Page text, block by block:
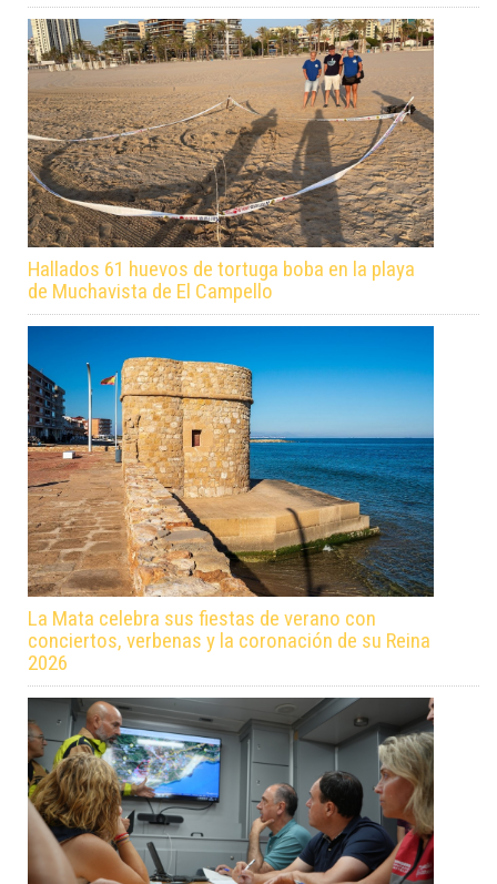
Hallados 61 huevos de tortuga boba en la playa
de Muchavista de El Campello
La Mata celebra sus fiestas de verano con
conciertos, verbenas y la coronación de su Reina
2026